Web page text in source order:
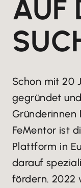
AUF
Schon mit 20
gegründet
Gründerinnen
FeMentor ist
Plattform in
darauf
fördern. 2022